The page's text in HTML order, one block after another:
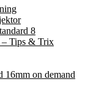
8
– Tips & Trix
16mm on demand